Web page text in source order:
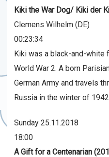
Kiki the War Dog/ Kiki der
Clemens Wilhelm (DE)
00:23:34
Kiki was a black-and-white
World War 2. A born
German Army and travels
Russia in the winter of
Sunday 25.11.2018
18:00
A Gift for a Centenarian